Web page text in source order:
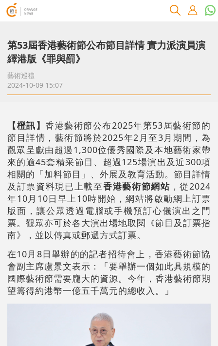
第53屆香港藝術節公布節目詳情 實力派演員演
繹港版《罪與罰》
藝術巡禮
2024-10-09 15:07
【橙訊】香港藝術節公布2025年第53屆藝術節的
節目詳情，藝術節將於2025年2月至3月期間，為
觀眾呈獻由超過1,300位優秀國際及本地藝術家帶
來的逾45套精采節目、超過125場演出及近300項
相關的「加料節目」、外展及教育活動。節目詳情
及訂票資料現已上載至香港藝術節網站 ，從2024
年10月10日早上10時開始，網站將啟動網上訂票
版面，讓公眾透過電腦或手機預訂心儀演出之門
票。觀眾亦可於各大演出場地取閱《節目及訂票指
南》，並以傳真或郵遞方式訂票。
在10月8日舉辦的的記者招待會上，香港藝術節協
會副主席盧景文表示：「要舉辦一個如此具規模的
國際藝術節需要龐大的資源。今年，香港藝術節期
望籌得約港幣一億五千萬元的總收入。」